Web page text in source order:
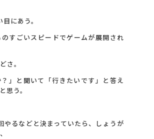
にあう。
すごいスピードでゲームが展開され
さ。
」と聞いて「行きたいです」と答え
思う。
やるなどと決まっていたら、しょうが